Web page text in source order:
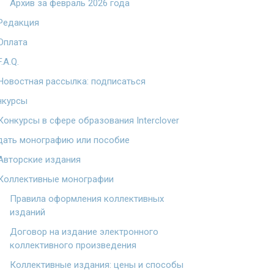
Архив за февраль 2026 года
рассылка: подписаться
в сфере образования Interclover
монографию или пособие
издания
монографии
Правила оформления коллективных
изданий
Договор на издание электронного
коллективного произведения
Коллективные издания: цены и способы